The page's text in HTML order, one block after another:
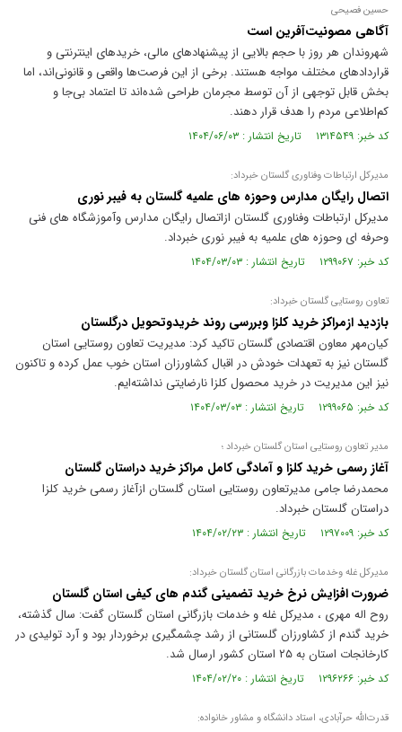
حسین فصیحی
آگاهی مصونیت‌آفرین است
شهروندان هر روز با حجم بالایی از پیشنهاد‌های مالی، خرید‌های اینترنتی و
قرارداد‌های مختلف مواجه هستند. برخی از این فرصت‌ها واقعی و قانونی‌اند، اما
بخش قابل توجهی از آن توسط مجرمان طراحی شده‌اند تا اعتماد بی‌جا و
کم‌اطلاعی مردم را هدف قرار دهند.
کد خبر: ۱۳۱۴۵۴۹ تاریخ انتشار : ۱۴۰۴/۰۶/۰۳
مدیرکل ارتباطات وفناوری گلستان خبرداد:
اتصال رایگان مدارس وحوزه های علمیه گلستان به فیبر نوری
مدیرکل ارتباطات وفناوری گلستان ازاتصال رایگان مدارس وآموزشگاه های فنی
وحرفه ای وحوزه های علمیه به فیبر نوری خبرداد.
کد خبر: ۱۲۹۹۰۶۷ تاریخ انتشار : ۱۴۰۴/۰۳/۰۳
تعاون روستایی گلستان خبرداد:
بازدید ازمراکز خرید کلزا وبررسی روند خریدوتحویل درگلستان
کیان‌مهر معاون اقتصادی گلستان تاکید کرد: مدیریت تعاون روستایی استان
گلستان نیز به تعهدات خودش در اقبال کشاورزان استان خوب عمل کرده و تاکنون
نیز این مدیریت در خرید محصول کلزا نارضایتی نداشته‌ایم.
کد خبر: ۱۲۹۹۰۶۵ تاریخ انتشار : ۱۴۰۴/۰۳/۰۳
مدیر تعاون روستایی استان گلستان خبرداد ؛
آغاز رسمی خرید کلزا و آمادگی کامل مراکز خرید دراستان گلستان
محمدرضا جامی مدیرتعاون روستایی استان گلستان ازآغاز رسمی خرید کلزا
دراستان گلستان خبرداد.
کد خبر: ۱۲۹۷۰۰۹ تاریخ انتشار : ۱۴۰۴/۰۲/۲۳
مدیرکل غله وخدمات بازرگانی استان گلستان خبرداد:
ضرورت افزایش نرخ خرید تضمینی گندم های کیفی استان گلستان
روح اله مهری ، مدیرکل غله و خدمات بازرگانی استان گلستان گفت: سال گذشته،
خرید گندم از کشاورزان گلستانی از رشد چشمگیری برخوردار بود و آرد تولیدی در
کارخانجات استان به ۲۵ استان کشور ارسال شد.
کد خبر: ۱۲۹۶۲۶۶ تاریخ انتشار : ۱۴۰۴/۰۲/۲۰
قدرت‌الله حرآبادی، استاد دانشگاه و مشاور خانواده:‌